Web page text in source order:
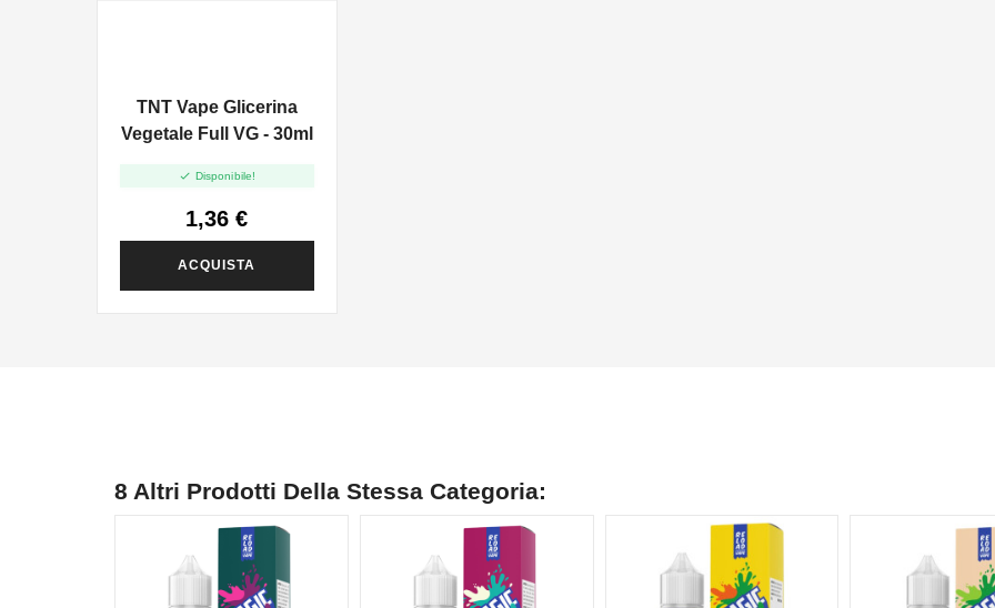
TNT Vape Glicerina
Vegetale Full VG - 30ml
 Disponibile!
1,36 €
ACQUISTA
8 Altri Prodotti Della Stessa Categoria: